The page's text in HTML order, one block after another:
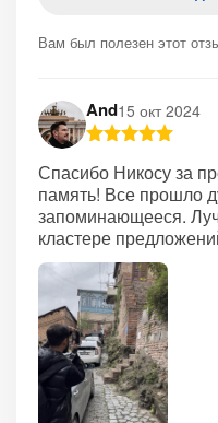
Вам был полезен этот
And15 окт 2024
Спасибо Никосу за
память! Все прошло
запоминающееся.
кластере